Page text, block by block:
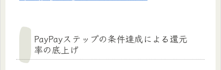
PayPayステップの条件達成による還元
率の底上げ